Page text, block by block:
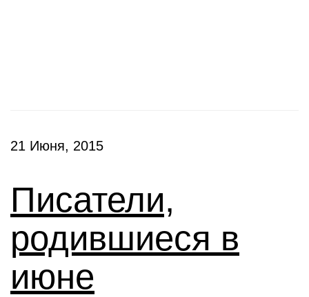
21 Июня, 2015
Писатели,
родившиеся в
июне